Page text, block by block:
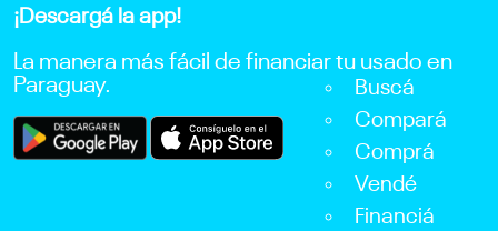
¡Descargá la app!
La manera más fácil de financiar tu usado en
Paraguay.
Buscá
Compará
Comprá
Vendé
Financiá